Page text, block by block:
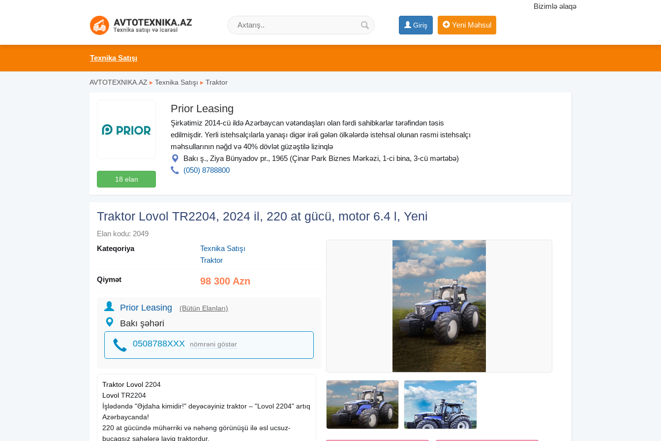
Bizimlə əlaqə
Giriş Yeni Məhsul
Texnika Satışı
AVTOTEXNIKA.AZ ▸ Texnika Satışı ▸ Traktor
18 elan
Prior Leasing
Şirkətimiz 2014-cü ildə Azərbaycan vətəndaşları olan fərdi sahibkarlar tərəfindən təsis
edilmişdir. Yerli istehsalçılarla yanaşı digər irəli gələn ölkələrdə istehsal olunan rəsmi istehsalçı
məhsullarının nəğd və 40% dövlət güzəştilə lizinqlə
Bakı ş., Ziya Bünyadov pr., 1965 (Çinar Park Biznes Mərkəzi, 1-ci bina, 3-cü mərtəbə)
(050) 8788800
Traktor Lovol TR2204, 2024 il, 220 at gücü, motor 6.4 l, Yeni
Elan kodu: 2049
Kateqoriya
Texnika Satışı
Traktor
Qiymət 98 300 Azn
Prior Leasing (Bütün Elanları)
Bakı şəhəri
0508788XXX nömrəni göstər
Traktor Lovol 2204
Lovol TR2204
İşlədəndə "Əjdaha kimidir!" deyəcəyiniz traktor – "Lovol 2204" artıq
Azərbaycanda!
220 at gücündə mühərriki və nəhəng görünüşü ilə əsl ucsuz-
bucaqsız sahələrə layiq traktordur.